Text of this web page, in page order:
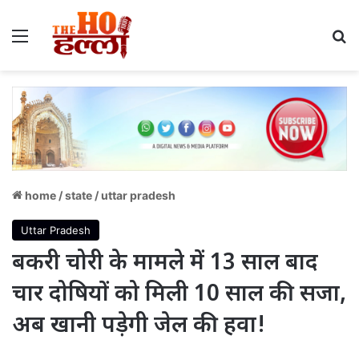
Menu
home /state /uttar pradesh
Uttar Pradesh
बकरी चोरी के मामले में 13 साल बाद
चार दोषियों को मिली 10 साल की सजा,
अब खानी पड़ेगी जेल की हवा!